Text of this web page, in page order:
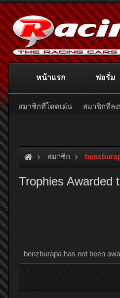
สมาชิก
Trophies Awarded
benzburapa has not been
หน้าแรก ฟอรั่ม
สมาชิกที่โดดเด่น สมาชิกที่ลง